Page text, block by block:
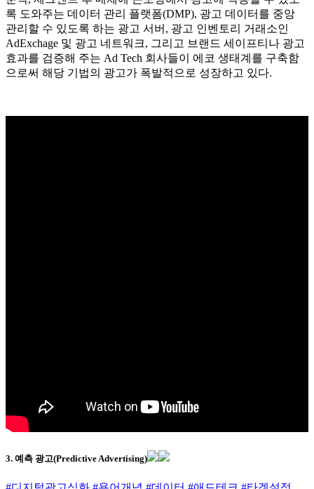
록 도와주는 데이터 관리 플랫폼(DMP), 광고 데이터를 중앙
관리할 수 있도록 하는 광고 서버, 광고 인벤토리 거래소인
AdExchage 및 광고 네트워크, 그리고 브랜드 세이프티나 광고
효과를 검증해 주는 Ad Tech 회사들이 에코 생태계를 구축함
으로써 해당 기법의 광고가 폭발적으로 성장하고 있다.
3. 예측 광고(Predictive Advertising)